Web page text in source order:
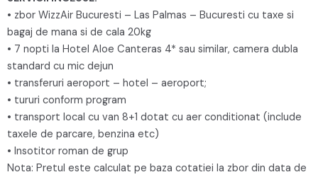
• zbor WizzAir Bucuresti – Las Palmas – Bucuresti cu taxe si
bagaj de mana si de cala 20kg
• 7 nopti la Hotel Aloe Canteras 4* sau similar, camera dubla
standard cu mic dejun
• transferuri aeroport – hotel – aeroport;
• tururi conform program
• transport local cu van 8+1 dotat cu aer conditionat (include
taxele de parcare, benzina etc)
• Insotitor roman de grup
Nota: Pretul este calculat pe baza cotatiei la zbor din data de